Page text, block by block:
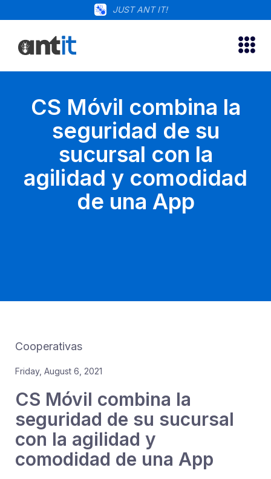
JUST ANT IT!
CS Móvil combina la
seguridad de su
sucursal con la
agilidad y comodidad
de una App
Cooperativas
Friday, August 6, 2021
CS Móvil combina la
seguridad de su sucursal
con la agilidad y
comodidad de una App